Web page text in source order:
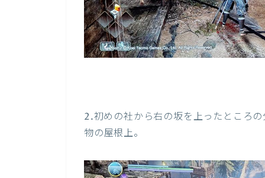
2.初めの社から右の坂を上ったところ
物の屋根上。